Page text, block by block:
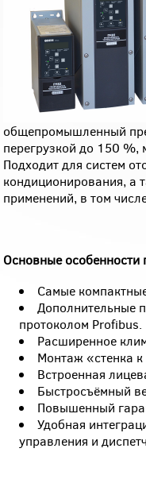
общепромышленный
перегрузкой до 150 %,
Подходит для систем
кондиционирования, а
применений, в том
Основные особенности
Самые
Дополнительные
протоколом Profibus.
Расширенное
Монтаж «стенка к
Встроенная
Быстросъёмный
Повышенный
Удобная
управления и